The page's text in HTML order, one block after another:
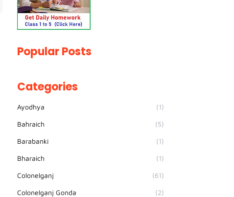
Popular Posts
Categories
Ayodhya (1)
Bahraich (5)
Barabanki (1)
Bharaich (1)
Colonelganj (61)
Colonelganj Gonda (2)